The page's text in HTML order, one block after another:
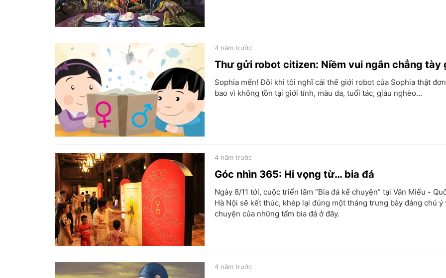
Thư gửi robot citizen: Niềm vui ngắn chẳng tày
4 năm trước
Sophia mến! Đôi khi tôi nghĩ cái thế giới robot của Sophia thật
bao vì không tồn tại giới tính, màu da, tuổi tác, giàu nghèo…
Góc nhìn 365: Hi vọng từ… bia đá
4 năm trước
Ngày 8/11 tới, cuộc triển lãm “Bia đá kể chuyện” tại Văn Miếu -
Hà Nội sẽ kết thúc, khép lại đúng một tháng trưng bày đáng chú ý
chuyện của những tấm bia đá ở đây.
4 năm trước